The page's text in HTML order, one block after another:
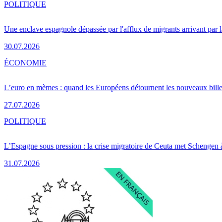
Une enclave espagnole dépassée par l'afflux de migrants arrivant par
30.07.2026
POLITIQUE
L’euro en mèmes : quand les Européens détournent les nouveaux
27.07.2026
ÉCONOMIE
L’Espagne sous pression : la crise migratoire de Ceuta met Schengen
31.07.2026
POLITIQUE